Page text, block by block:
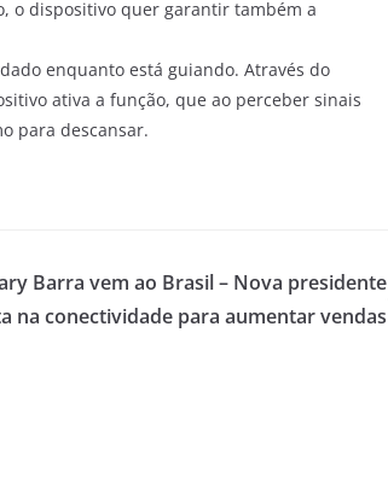
o dispositivo quer garantir também a
enquanto está guiando. Através do
ativa a função, que ao perceber sinais
para descansar.
Barra vem ao Brasil – Nova presidente
na conectividade para aumentar vendas